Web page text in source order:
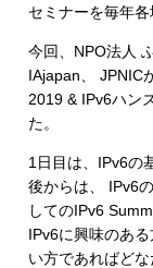
セミナーを毎年各
今回、NPO法人
IAjapan、 JPNIC
2019 & IPv6ハン
た。
1日目は、IPv6の
後からは、 IPv6
してのIPv6
IPv6に興味のあ
い方であればどな